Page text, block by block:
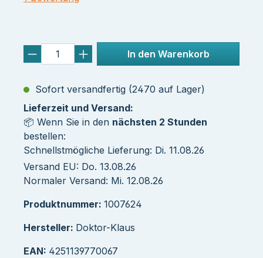
In den Warenkorb
Sofort versandfertig (2470 auf Lager)
Lieferzeit und Versand:
📦 Wenn Sie in den nächsten 2 Stunden
bestellen:
Schnellstmögliche Lieferung: Di. 11.08.26
Versand EU: Do. 13.08.26
Normaler Versand: Mi. 12.08.26
Produktnummer: 1007624
Hersteller: Doktor-Klaus
EAN: 4251139770067